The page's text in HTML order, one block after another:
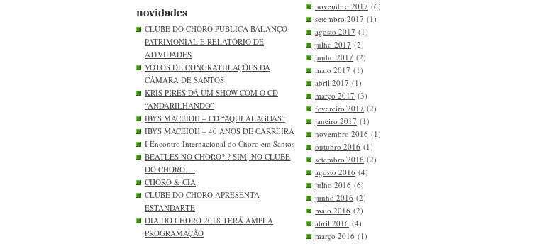
novidades
CLUBE DO CHORO PUBLICA BALANÇO
PATRIMONIAL E RELATÓRIO DE
ATIVIDADES
VOTOS DE CONGRATULAÇÕES DA
CÂMARA DE SANTOS
KRIS PIRES DÁ UM SHOW COM O CD
“ANDARILHANDO”
IBYS MACEIOH – CD “AQUI ALAGOAS”
IBYS MACEIOH – 40 ANOS DE CARREIRA
I Encontro Internacional do Choro em Santos
BEATLES NO CHORO? ? SIM, NO CLUBE
DO CHORO….
CHORO & CIA
CLUBE DO CHORO APRESENTA
ESTANDARTE
DIA DO CHORO 2018 TERÁ AMPLA
PROGRAMAÇÃO
novembro 2017 (6)
setembro 2017 (1)
agosto 2017 (1)
julho 2017 (2)
junho 2017 (2)
maio 2017 (1)
abril 2017 (1)
março 2017 (3)
fevereiro 2017 (2)
janeiro 2017 (1)
novembro 2016 (1)
outubro 2016 (1)
setembro 2016 (2)
agosto 2016 (4)
julho 2016 (6)
junho 2016 (2)
maio 2016 (2)
abril 2016 (4)
março 2016 (1)